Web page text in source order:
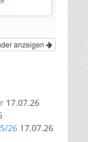
anzeigen
17.07.26
26 17.07.26